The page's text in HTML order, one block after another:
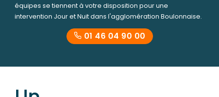
équipes se tiennent à votre disposition pour une
intervention Jour et Nuit dans l'agglomération Boulonnaise.
01 46 04 90 00